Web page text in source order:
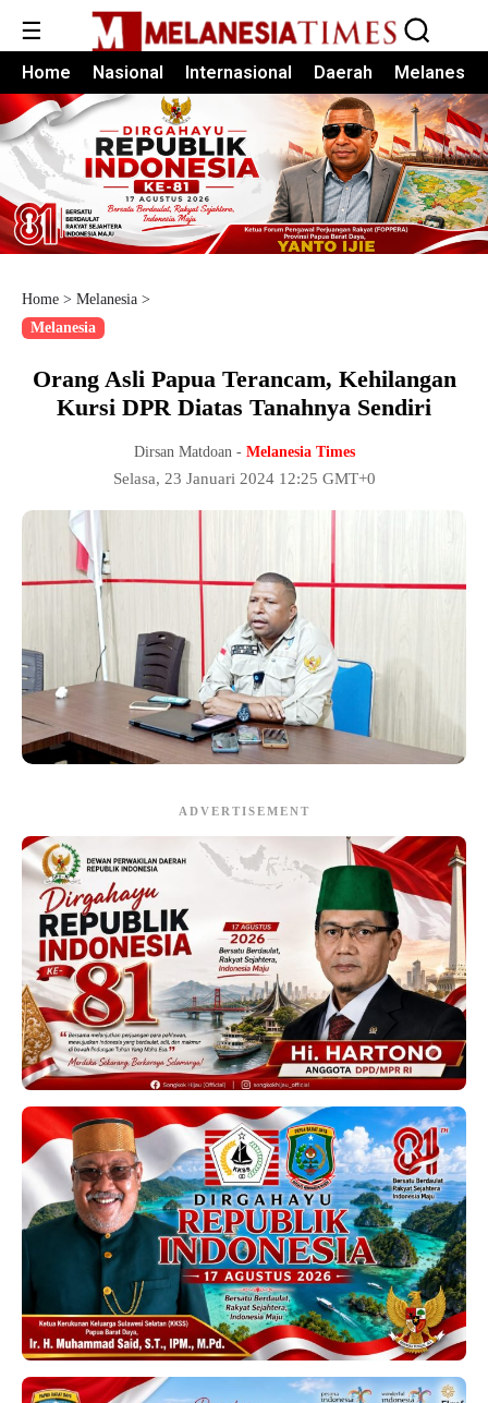
☰
Home Nasional Internasional Daerah Melanesia
Home > Melanesia >
Melanesia
Orang Asli Papua Terancam, Kehilangan
Kursi DPR Diatas Tanahnya Sendiri
Dirsan Matdoan - Melanesia Times
Selasa, 23 Januari 2024 12:25 GMT+0
ADVERTISEMENT